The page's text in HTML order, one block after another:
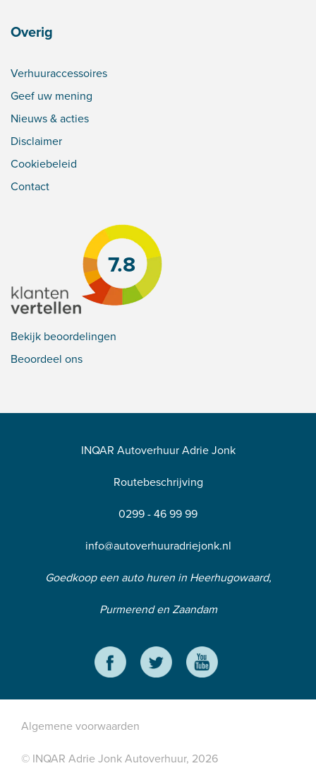
Overig
Verhuuraccessoires
Geef uw mening
Nieuws & acties
Disclaimer
Cookiebeleid
Contact
7.8
Bekijk beoordelingen
Beoordeel ons
INQAR Autoverhuur Adrie Jonk
Routebeschrijving
0299 - 46 99 99
info@autoverhuuradriejonk.nl
Goedkoop een auto huren in Heerhugowaard,
Purmerend en Zaandam
Algemene voorwaarden
© INQAR Adrie Jonk Autoverhuur, 2026